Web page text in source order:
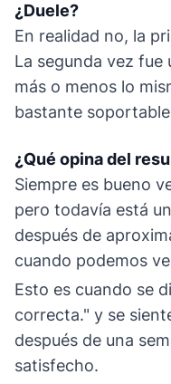
¿Duele?
En realidad no, la
La segunda vez
más o menos lo
bastante
¿Qué opina del
Siempre es bueno
pero todavía está
después de
cuando podemos
Esto es cuando se
correcta." y se
después de una
satisfecho.